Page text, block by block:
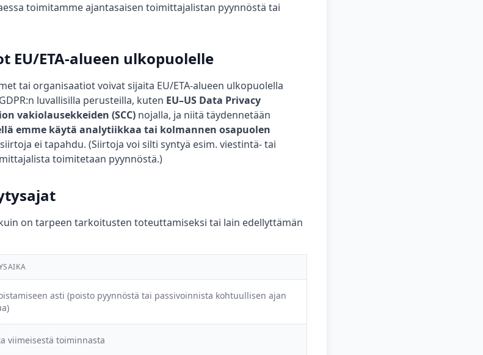
toimitamme ajantasaisen toimittajalistan pyynnöstä tai
EU/ETA-alueen ulkopuolelle
tai organisaatiot voivat sijaita EU/ETA-alueen ulkopuolella
luvallisilla perusteilla, kuten EU–US Data Privacy
vakiolausekkeiden (SCC) nojalla, ja niitä täydennetään
emme käytä analytiikkaa tai kolmannen osapuolen
ei tapahdu. (Siirtoja voi silti syntyä esim. viestintä- tai
toimitetaan pyynnöstä.)
on tarpeen tarkoitusten toteuttamiseksi tai lain edellyttämän
asti (poisto pyynnöstä tai passivoinnista kohtuullisen ajan
viimeisestä toiminnasta